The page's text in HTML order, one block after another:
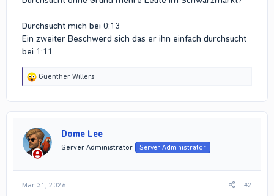
Durchsucht mich bei 0:13
Ein zweiter Beschwerd sich das er ihn einfach durchsucht
bei 1:11
R
t
o
n
s
Guenther Willers
Dome Lee
Server Administrator Server Administrator
Mar 31, 2026 #2